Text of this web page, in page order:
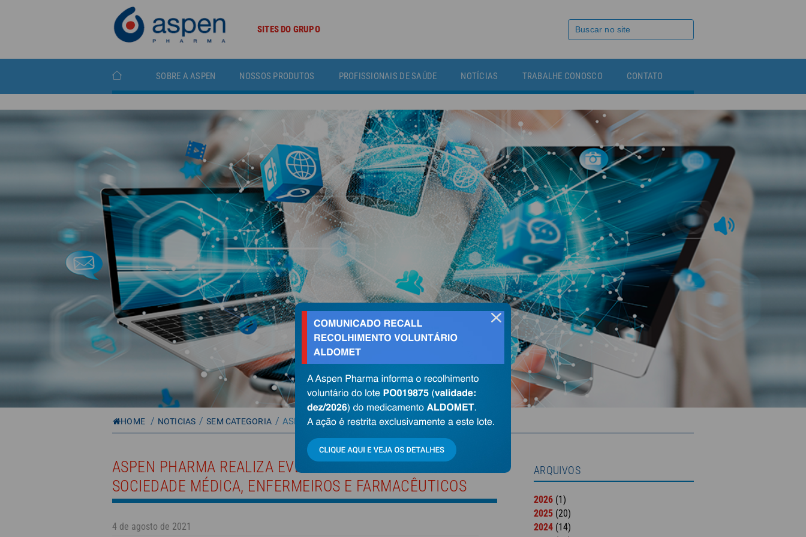
SITES DO GRUPO
SOBRE A ASPEN NOSSOS PRODUTOS PROFISSIONAIS DE SAÚDE NOTÍCIAS TRABALHE CONOSCO CONTATO
HOME / NOTICIAS / SEM CATEGORIA / ASPEN PHARMA REALIZA EVENTO...
ASPEN PHARMA REALIZA EVENTO VIRTUAL COM
SOCIEDADE MÉDICA, ENFERMEIROS E FARMACÊUTICOS
4 de agosto de 2021
ARQUIVOS
2026 (1)
2025 (20)
2024 (14)